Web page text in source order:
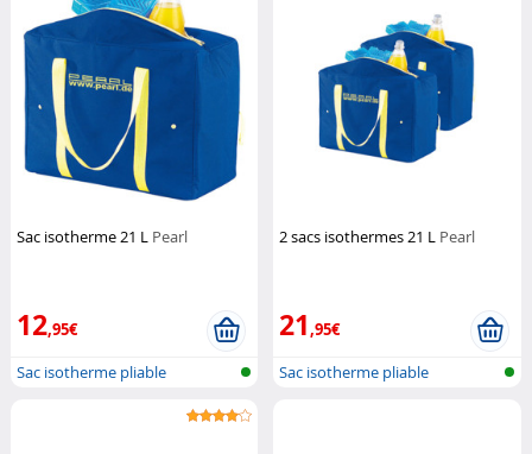
Sac isotherme 21 L Pearl
12,95€
Sac isotherme pliable
2 sacs isothermes 21 L Pearl
21,95€
Sac isotherme pliable